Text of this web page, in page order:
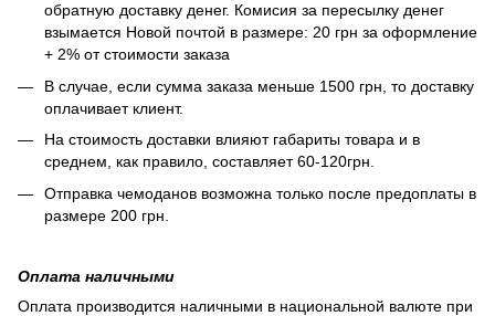
обратную доставку денег. Комисия за пересылку денег
взымается Новой почтой в размере: 20 грн за оформление
+ 2% от стоимости заказа
В случае, если сумма заказа меньше 1500 грн, то доставку
оплачивает клиент.
На стоимость доставки влияют габариты товара и в
среднем, как правило, составляет 60-120грн.
Отправка чемоданов возможна только после предоплаты в
размере 200 грн.
Оплата наличными
Оплата производится наличными в национальной валюте при